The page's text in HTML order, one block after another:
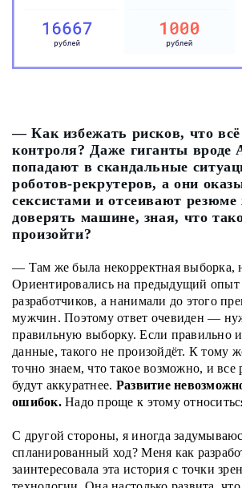
— Как избежать рисков, что
контроля? Даже гиганты вроде
попадают в скандальные
роботов-рекрутеров, а они
сексистами и отсеивают
доверять машине, зная, что
произойти?
— Там же была некорректная выборка,
Ориентировались на предыдущий опыт
разработчиков, а нанимали до этого
мужчин. Поэтому ответ очевиден —
правильную выборку. Если правильно
данные, такого не произойдёт. К тому
точно знаем, что такое возможно, и все
будут аккуратнее. Развитие
ошибок.Надо проще к этому
С другой стороны, я иногда
спланированный ход? Меня как
заинтересовала эта история с точки